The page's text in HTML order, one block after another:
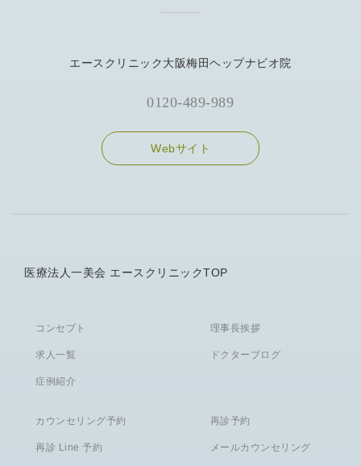
エースクリニック大阪梅田ヘップナビオ院
0120-489-989
Webサイト
医療法人一美会 エースクリニックTOP
コンセプト 理事長挨拶
求人一覧 ドクターブログ
症例紹介
カウンセリング予約 再診予約
再診 Line 予約 メールカウンセリング